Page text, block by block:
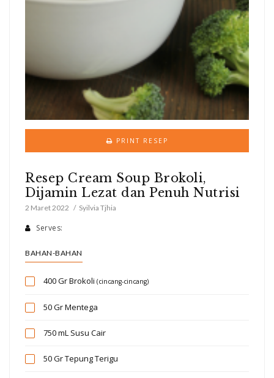
PRINT RESEP
Resep Cream Soup Brokoli,
Dijamin Lezat dan Penuh Nutrisi
2 Maret 2022 Syilvia Tjhia
Serves:
BAHAN-BAHAN
400 GrBrokoli (cincang-cincang)
50 GrMentega
750 mL Susu Cair
50 GrTepung Terigu